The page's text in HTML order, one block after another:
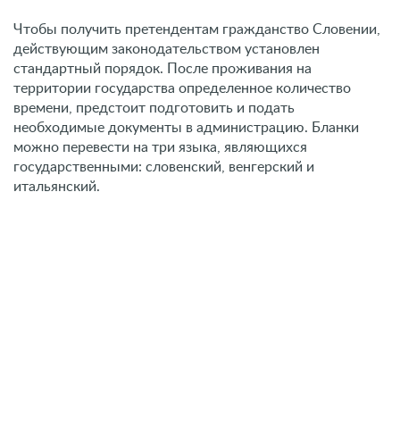
Чтобы получить претендентам гражданство Словении,
действующим законодательством установлен
стандартный порядок. После проживания на
территории государства определенное количество
времени, предстоит подготовить и подать
необходимые документы в администрацию. Бланки
можно перевести на три языка, являющихся
государственными: словенский, венгерский и
итальянский.